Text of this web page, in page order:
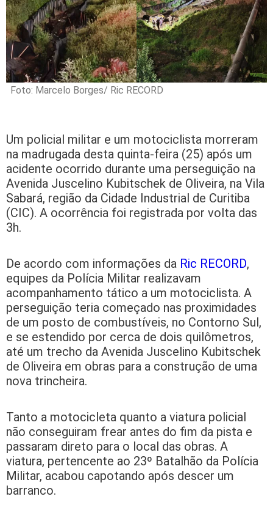
Foto: Marcelo Borges/ Ric RECORD
Um policial militar e um motociclista morreram
na madrugada desta quinta-feira (25) após um
acidente ocorrido durante uma perseguição na
Avenida Juscelino Kubitschek de Oliveira, na Vila
Sabará, região da Cidade Industrial de Curitiba
(CIC). A ocorrência foi registrada por volta das
3h.
De acordo com informações da Ric RECORD,
equipes da Polícia Militar realizavam
acompanhamento tático a um motociclista. A
perseguição teria começado nas proximidades
de um posto de combustíveis, no Contorno Sul,
e se estendido por cerca de dois quilômetros,
até um trecho da Avenida Juscelino Kubitschek
de Oliveira em obras para a construção de uma
nova trincheira.
Tanto a motocicleta quanto a viatura policial
não conseguiram frear antes do fim da pista e
passaram direto para o local das obras. A
viatura, pertencente ao 23º Batalhão da Polícia
Militar, acabou capotando após descer um
barranco.